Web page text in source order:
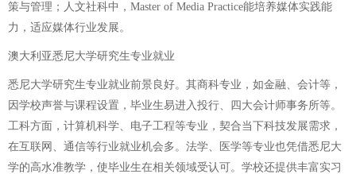
策与管理；人文社科中，Master of Media Practice能培养媒体实践能
力，适应媒体行业发展。
澳大利亚悉尼大学研究生专业就业
悉尼大学研究生专业就业前景良好。其商科专业，如金融、会计等，
因学校声誉与课程设置，毕业生易进入投行、四大会计师事务所等。
工科方面，计算机科学、电子工程等专业，契合当下科技发展需求，
在互联网、通信等行业就业机会多。法学、医学等专业也凭借悉尼大
学的高水准教学，使毕业生在相关领域受认可。学校还提供丰富实习